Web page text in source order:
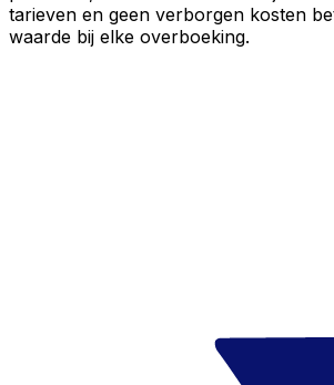
tarieven en geen verborgen kosten
waarde bij elke overboeking.